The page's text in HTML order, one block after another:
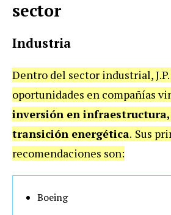
sector
Industria
Dentro del sector industrial,
oportunidades en compañías
inversión en
transición energética. Sus
recomendaciones son:
Boeing